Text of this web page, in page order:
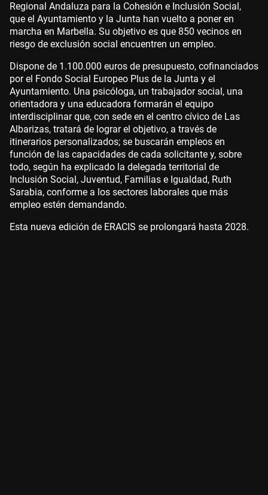
Regional Andaluza para la Cohesión e Inclusión Social,
que el Ayuntamiento y la Junta han vuelto a poner en
marcha en Marbella. Su objetivo es que 850 vecinos en
riesgo de exclusión social encuentren un empleo.
Dispone de 1.100.000 euros de presupuesto, cofinanciados
por el Fondo Social Europeo Plus de la Junta y el
Ayuntamiento. Una psicóloga, un trabajador social, una
orientadora y una educadora formarán el equipo
interdisciplinar que, con sede en el centro cívico de Las
Albarizas, tratará de lograr el objetivo, a través de
itinerarios personalizados; se buscarán empleos en
función de las capacidades de cada solicitante y, sobre
todo, según ha explicado la delegada territorial de
Inclusión Social, Juventud, Familias e Igualdad, Ruth
Sarabia, conforme a los sectores laborales que más
empleo estén demandando.
Esta nueva edición de ERACIS se prolongará hasta 2028.